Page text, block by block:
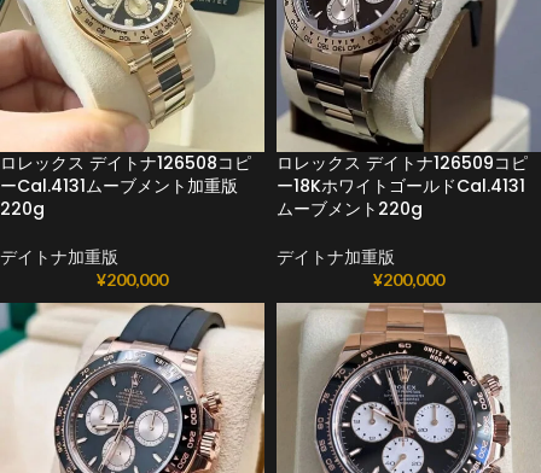
ロレックス デイトナ126508コピ
ーCal.4131ムーブメント加重版
220g
デイトナ加重版
¥200,000
ロレックス デイトナ126509コピ
ー18KホワイトゴールドCal.4131
ムーブメント220g
デイトナ加重版
¥200,000